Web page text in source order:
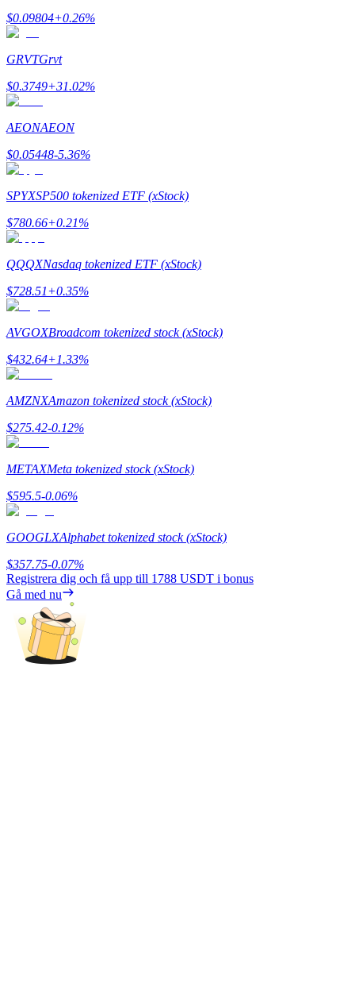
Tjäna
Power Piggy
Tjäna konkurrenskraftiga belöningar dagligen
Utsättning
Hög avkastning och omedelbar tillgång
Launchpool
Flexibel insats för att tjäna populära tokens
$0.09804+0.26%
GRVTGrvt
$0.3749+31.02%
AEONAEON
$0.05448-5.36%
SPYXSP500 tokenized ETF (xStock)
$780.66+0.21%
QQQXNasdaq tokenized ETF (xStock)
$728.51+0.35%
AVGOXBroadcom tokenized stock (xStock)
$432.64+1.33%
AMZNXAmazon tokenized stock (xStock)
$275.42-0.12%
METAXMeta tokenized stock (xStock)
$595.5-0.06%
GOOGLXAlphabet tokenized stock (xStock)
$357.75-0.07%
Registrera dig och få upp till 1788 USDT i bonus
Gå med nu